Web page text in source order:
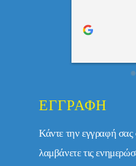
ΕΓΓΡΑΦΉ
Κάντε την εγγραφή
λαμβάνετε τις